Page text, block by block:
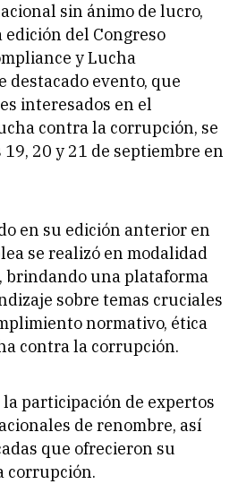
sin ánimo de lucro,
del Congreso
y Lucha
destacado evento, que
interesados en el
contra la corrupción, se
20 y 21 de septiembre en
en su edición anterior en
se realizó en modalidad
una plataforma
sobre temas cruciales
normativo, ética
contra la corrupción.
participación de expertos
de renombre, así
que ofrecieron su
corrupción.